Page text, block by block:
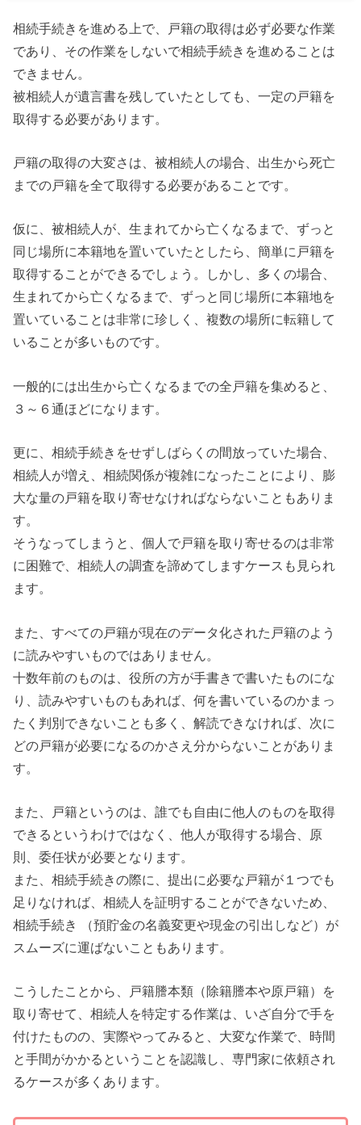
相続手続きを進める上で、戸籍の取得は必ず必要な作業
であり、その作業をしないで相続手続きを進めることは
できません。
被相続人が遺言書を残していたとしても、一定の戸籍を
取得する必要があります。
戸籍の取得の大変さは、被相続人の場合、出生から死亡
までの戸籍を全て取得する必要があることです。
仮に、被相続人が、生まれてから亡くなるまで、ずっと
同じ場所に本籍地を置いていたとしたら、簡単に戸籍を
取得することができるでしょう。しかし、多くの場合、
生まれてから亡くなるまで、ずっと同じ場所に本籍地を
置いていることは非常に珍しく、複数の場所に転籍して
いることが多いものです。
一般的には出生から亡くなるまでの全戸籍を集めると、
３～６通ほどになります。
更に、相続手続きをせずしばらくの間放っていた場合、
相続人が増え、相続関係が複雑になったことにより、膨
大な量の戸籍を取り寄せなければならないこともありま
す。
そうなってしまうと、個人で戸籍を取り寄せるのは非常
に困難で、相続人の調査を諦めてしますケースも見られ
ます。
また、すべての戸籍が現在のデータ化された戸籍のよう
に読みやすいものではありません。
十数年前のものは、役所の方が手書きで書いたものにな
り、読みやすいものもあれば、何を書いているのかまっ
たく判別できないことも多く、解読できなければ、次に
どの戸籍が必要になるのかさえ分からないことがありま
す。
また、戸籍というのは、誰でも自由に他人のものを取得
できるというわけではなく、他人が取得する場合、原
則、委任状が必要となります。
また、相続手続きの際に、提出に必要な戸籍が１つでも
足りなければ、相続人を証明することができないため、
相続手続き （預貯金の名義変更や現金の引出しなど）が
スムーズに運ばないこともあります。
こうしたことから、戸籍謄本類（除籍謄本や原戸籍）を
取り寄せて、相続人を特定する作業は、いざ自分で手を
付けたものの、実際やってみると、大変な作業で、時間
と手間がかかるということを認識し、専門家に依頼され
るケースが多くあります。